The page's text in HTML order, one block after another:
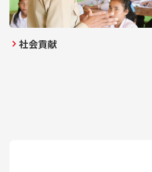
社会貢献